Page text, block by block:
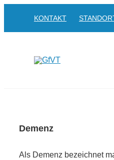
springen
KONTAKT
Demenz
Als Demenz bezeichnet